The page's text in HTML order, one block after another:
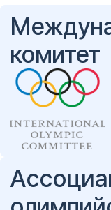
комитет